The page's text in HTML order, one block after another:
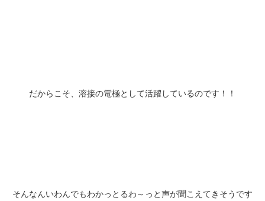
だからこそ、溶接の電極として活躍しているのです！！
そんなんいわんでもわかっとるわ～っと声が聞こえてきそうです